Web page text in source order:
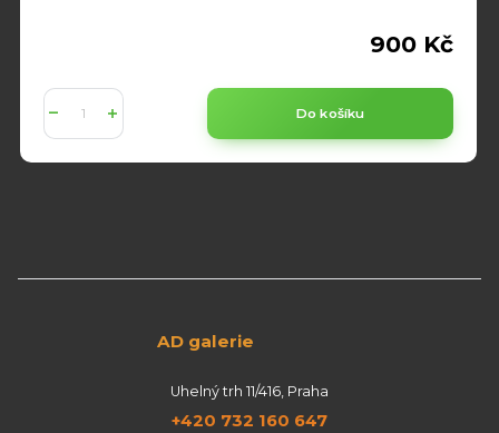
900 Kč
Do košíku
AD galerie
Uhelný trh 11/416, Praha
+420 732 160 647